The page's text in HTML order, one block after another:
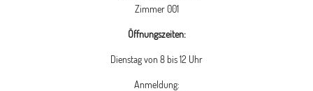
Zimmer 001
Öffnungszeiten:
Dienstag von 8 bis 12 Uhr
Anmeldung: